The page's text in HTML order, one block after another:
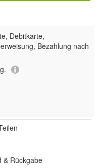
Debitkarte,
Bezahlung nach
& Rückgabe